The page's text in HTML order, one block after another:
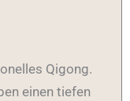
Qigong.
einen tiefen